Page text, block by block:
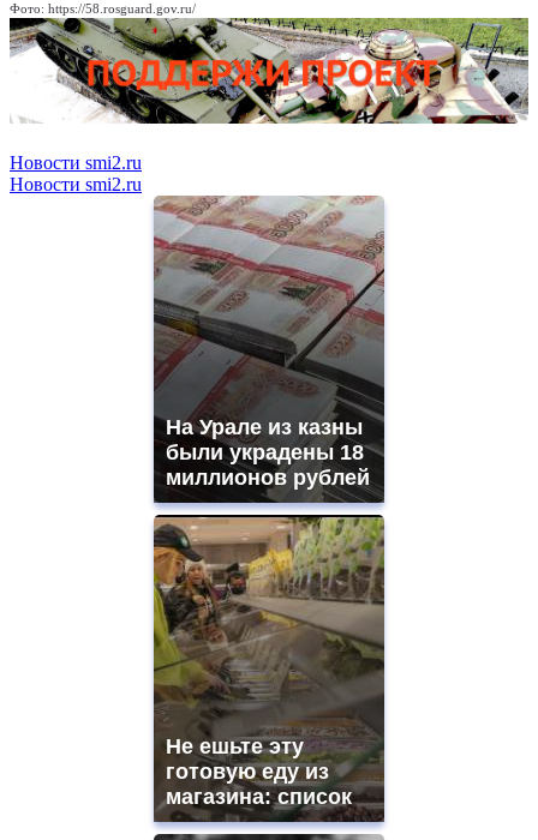
Фото: https://58.rosguard.gov.ru/
Новости smi2.ru
Новости smi2.ru
На Урале из казны
были украдены 18
миллионов рублей
Не ешьте эту
готовую еду из
магазина: список